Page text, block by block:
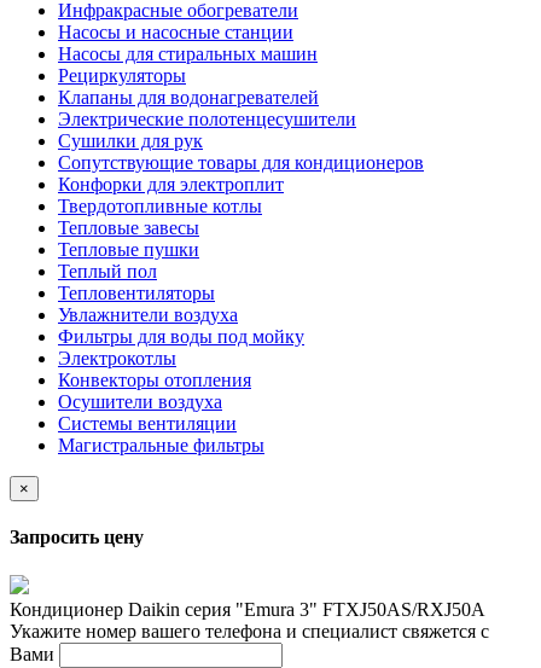
Инфракрасные обогреватели
Насосы и насосные станции
Насосы для стиральных машин
Рециркуляторы
Клапаны для водонагревателей
Электрические полотенцесушители
Сушилки для рук
Сопутствующие товары для кондиционеров
Конфорки для электроплит
Твердотопливные котлы
Тепловые завесы
Тепловые пушки
Теплый пол
Тепловентиляторы
Увлажнители воздуха
Фильтры для воды под мойку
Электрокотлы
Конвекторы отопления
Осушители воздуха
Системы вентиляции
Магистральные фильтры
×
Запросить цену
Кондиционер Daikin серия "Emura 3" FTXJ50AS/RXJ50A
Укажите номер вашего телефона и специалист свяжется с
Вами